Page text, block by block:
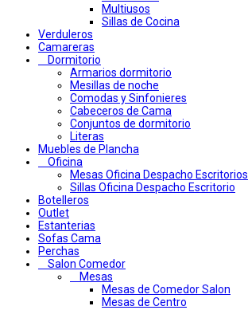
Multiusos
Sillas de Cocina
Verduleros
Camareras
Dormitorio
Armarios dormitorio
Mesillas de noche
Comodas y Sinfonieres
Cabeceros de Cama
Conjuntos de dormitorio
Literas
Muebles de Plancha
Oficina
Mesas Oficina Despacho Escritorios
Sillas Oficina Despacho Escritorio
Botelleros
Outlet
Estanterias
Sofas Cama
Perchas
Salon Comedor
Mesas
Mesas de Comedor Salon
Mesas de Centro